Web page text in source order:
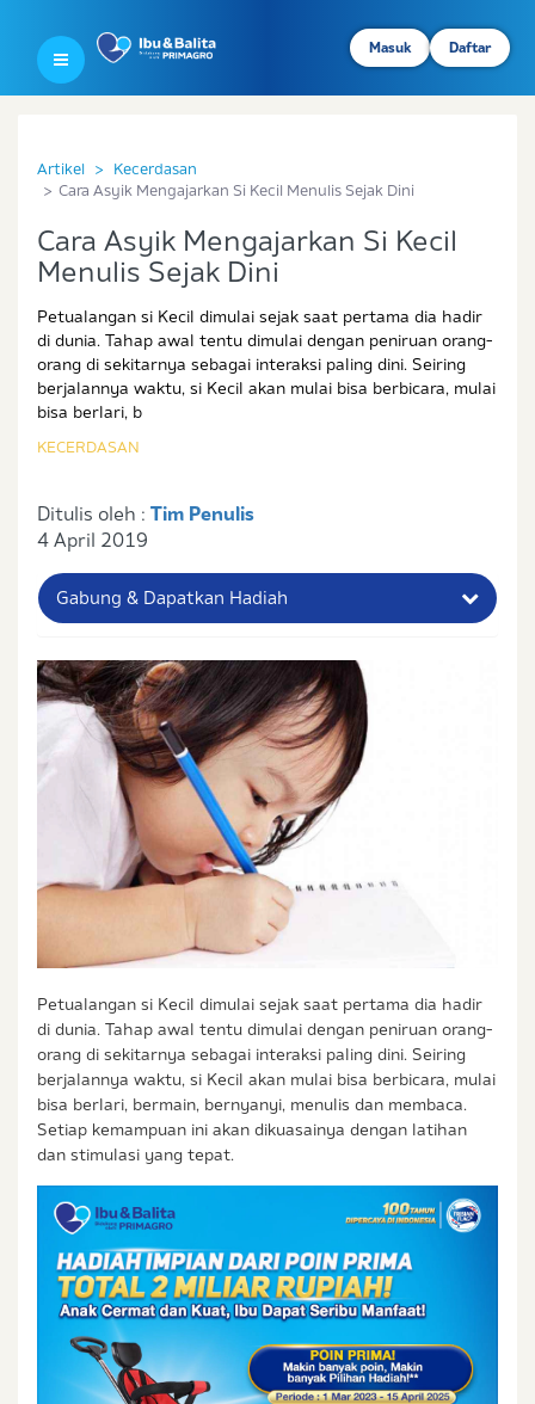
Masuk Daftar
Artikel
Kecerdasan
Cara Asyik Mengajarkan Si Kecil Menulis Sejak Dini
Cara Asyik Mengajarkan Si Kecil
Menulis Sejak Dini
Petualangan si Kecil dimulai sejak saat pertama dia hadir
di dunia. Tahap awal tentu dimulai dengan peniruan orang-
orang di sekitarnya sebagai interaksi paling dini. Seiring
berjalannya waktu, si Kecil akan mulai bisa berbicara, mulai
bisa berlari, b
KECERDASAN
Ditulis oleh : Tim Penulis
4 April 2019
Gabung & Dapatkan Hadiah
Nama Lengkap Ibu
No. Handphone (Whatsapp)
Buat Password
Status / Kondisi Ibu Saat Ini
Tidak Hamil dan Memiliki Anak
Sedang Hamil
Sedang Hamil dan Memiliki Anak
Saya setuju dengan syarat dan ketentuan
serta
kebijakan privasi
Ibu & Balita
Saya setuju dan bersedia menerima informasi dari
Ibu & Balita, Frisian Flag Indonesia, dan partner Ibu
& Balita.
Petualangan si Kecil dimulai sejak saat pertama dia hadir
di dunia. Tahap awal tentu dimulai dengan peniruan orang-
orang di sekitarnya sebagai interaksi paling dini. Seiring
berjalannya waktu, si Kecil akan mulai bisa berbicara, mulai
bisa berlari, bermain, bernyanyi, menulis dan membaca.
Setiap kemampuan ini akan dikuasainya dengan latihan
dan stimulasi yang tepat.